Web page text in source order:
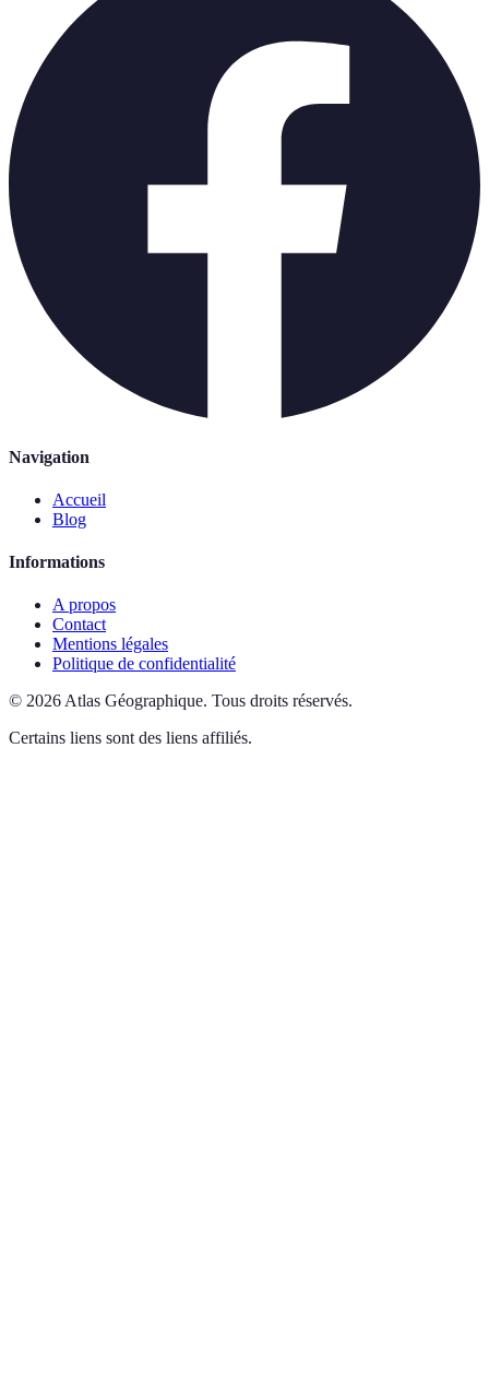
Navigation
Accueil
Blog
Informations
A propos
Contact
Mentions légales
Politique de confidentialité
© 2026 Atlas Géographique. Tous droits réservés.
Certains liens sont des liens affiliés.